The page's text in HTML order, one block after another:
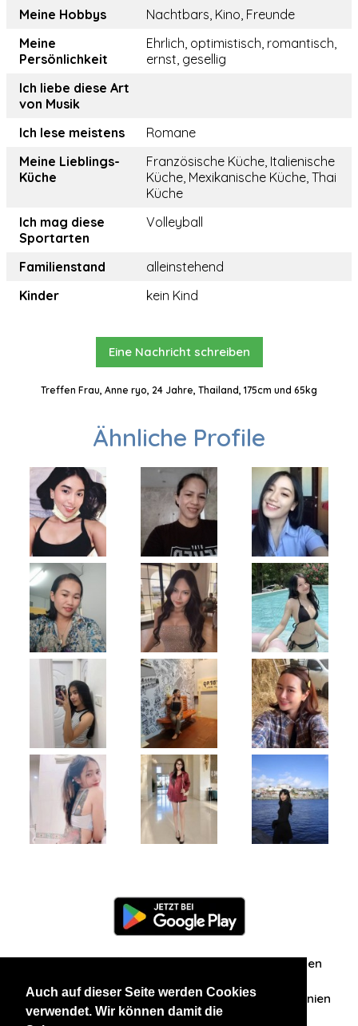
Auch auf dieser Seite werden Cookies
verwendet. Wir können damit die
Meine Hobbys
Nachtbars, Kino, Freunde
Meine
Persönlichkeit
Ehrlich, optimistisch, romantisch,
ernst, gesellig
Ich liebe diese Art
von Musik
Ich lese meistens
Romane
Meine Lieblings-
Küche
Französische Küche, Italienische
Küche, Mexikanische Küche, Thai
Küche
Ich mag diese
Sportarten
Volleyball
Familienstand
alleinstehend
Kinder
kein Kind
Eine Nachricht schreiben
Treffen Frau, Anne ryo, 24 Jahre, Thailand, 175cm und 65kg
Ähnliche Profile
Zuschriften/Erfahrungen
Datenschutzerklärung AGB Datenschutzrichtlinien